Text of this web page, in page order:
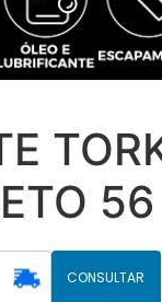
56
CONSULTAR